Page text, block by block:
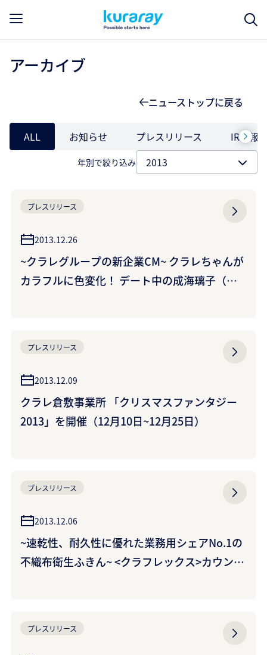
アーカイブ
ニューストップに戻る
ALL お知らせ プレスリリース IR情報
年別で絞り込み
プレスリリース
2013.12.26
~クラレグループの新企業CM~ クラレちゃんが
カラフルに色変化！ デート中の成海璃子（な
プレスリリース
2013.12.09
クラレ倉敷事業所 「クリスマスファンタジー
2013」を開催（12月10日~12月25日）
プレスリリース
2013.12.06
~速乾性、耐久性に優れた業務用シェアNo.1の
不織布衛生ふきん~ <クラフレックス>カウンタ
プレスリリース